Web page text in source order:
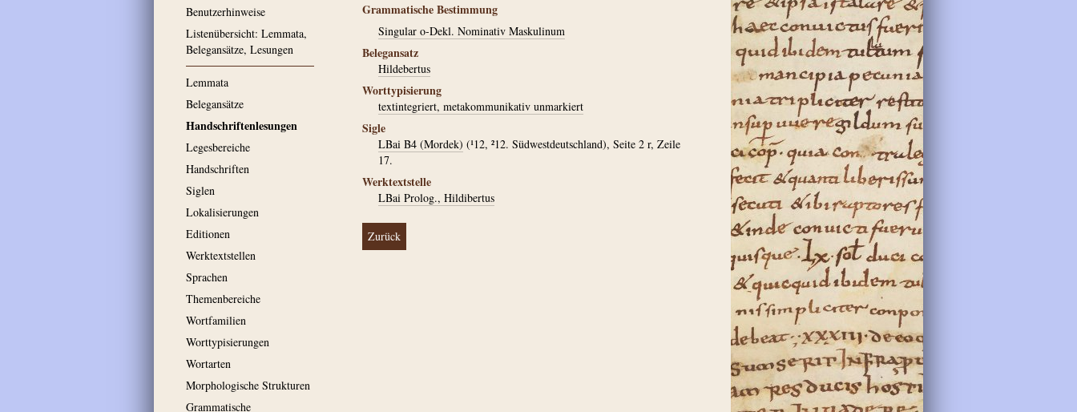
Benutzerhinweise
Listenübersicht: Lemmata,
Belegansätze, Lesungen
Lemmata
Belegansätze
Handschriftenlesungen
Legesbereiche
Handschriften
Siglen
Lokalisierungen
Editionen
Werktextstellen
Sprachen
Themenbereiche
Wortfamilien
Worttypisierungen
Wortarten
Morphologische Strukturen
Grammatische
Grammatische Bestimmung
Singular o-Dekl. Nominativ Maskulinum
Belegansatz
Hildebertus
Worttypisierung
textintegriert, metakommunikativ unmarkiert
Sigle
LBai B4 (Mordek) (¹12, ²12. Südwestdeutschland), Seite 2 r, Zeile
17.
Werktextstelle
LBai Prolog., Hildibertus
Zurück